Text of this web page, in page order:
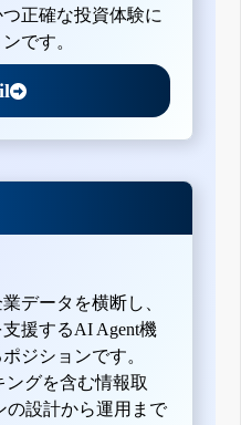
正確な投資体験に
です。
データを横断し、
援するAI Agent機
ジションです。
グを含む情報取
の設計から運用まで